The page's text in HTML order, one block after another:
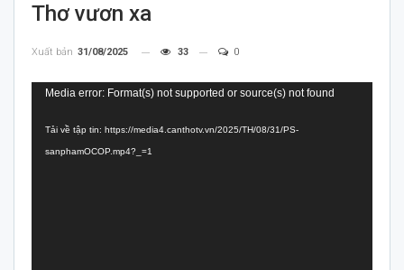
Thơ vươn xa
Xuất bản 31/08/2025 33 0
Trình
Video
Media error: Format(s) not supported or source(s) not found
Tải về tập tin: https://media4.canthotv.vn/2025/TH/08/31/PS-
sanphamOCOP.mp4?_=1